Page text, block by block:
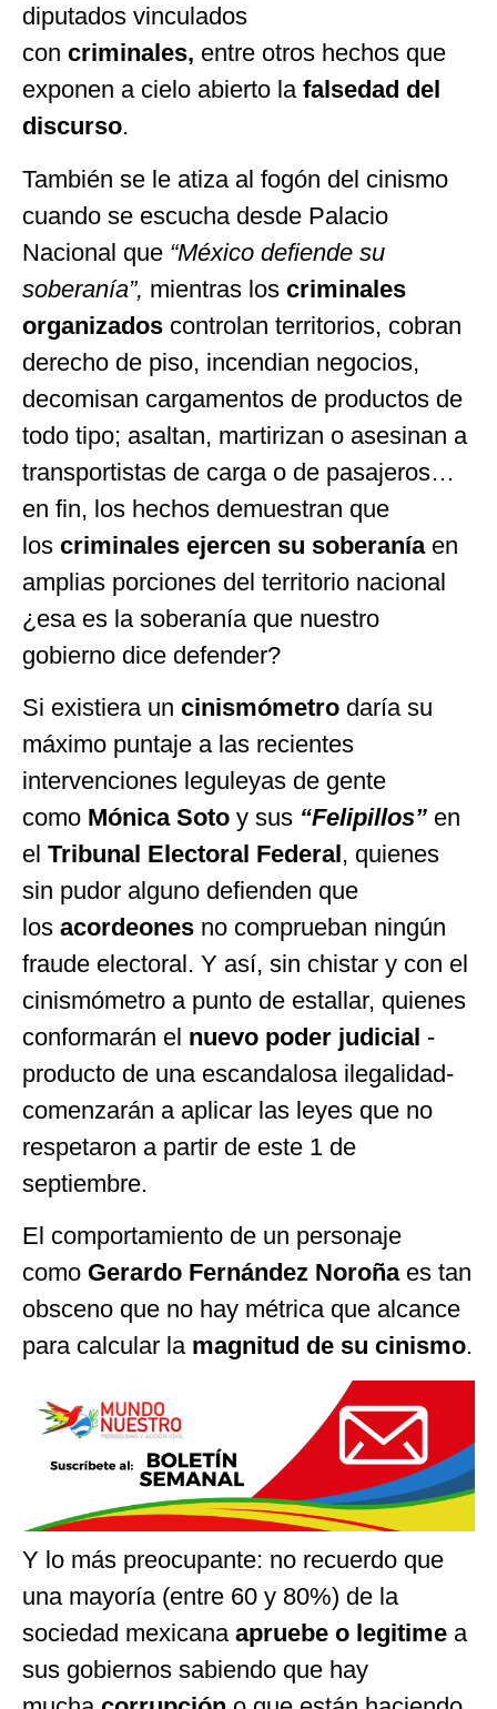
diputados vinculados
con criminales, entre otros hechos que
exponen a cielo abierto la falsedad del
discurso.
También se le atiza al fogón del cinismo
cuando se escucha desde Palacio
Nacional que “México defiende su
soberanía”, mientras los criminales
organizados controlan territorios, cobran
derecho de piso, incendian negocios,
decomisan cargamentos de productos de
todo tipo; asaltan, martirizan o asesinan a
transportistas de carga o de pasajeros…
en fin, los hechos demuestran que
los criminales ejercen su soberaníaen
amplias porciones del territorio nacional
¿esa es la soberanía que nuestro
gobierno dice defender?
Si existiera un cinismómetro daría su
máximo puntaje a las recientes
intervenciones leguleyas de gente
como Mónica Soto y sus “Felipillos” en
el Tribunal Electoral Federal, quienes
sin pudor alguno defienden que
los acordeones no comprueban ningún
fraude electoral. Y así, sin chistar y con el
cinismómetro a punto de estallar, quienes
conformarán el nuevo poder judicial -
producto de una escandalosa ilegalidad-
comenzarán a aplicar las leyes que no
respetaron a partir de este 1 de
septiembre.
El comportamiento de un personaje
como Gerardo Fernández Noroñaes tan
obsceno que no hay métrica que alcance
para calcular la magnitud de su cinismo.
Y lo más preocupante: no recuerdo que
una mayoría (entre 60 y 80%) de la
sociedad mexicana apruebe o legitime a
sus gobiernos sabiendo que hay